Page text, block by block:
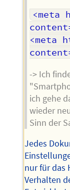
<meta
<meta
-> Ich
ich gehe
wieder
Sinn der
Jedes
nur für das
Verhalten